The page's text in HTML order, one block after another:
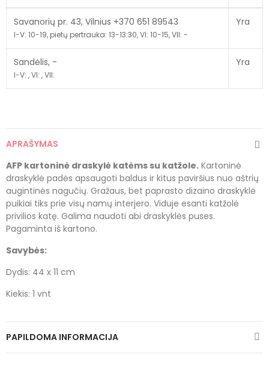
Savanorių pr. 43, Vilnius +370 651 89543
I-V: 10-19, pietų pertrauka: 13-13:30, VI: 10-15, VII: -
Yra
Sandėlis, -
I-V: , VI: , VII:
Yra
APRAŠYMAS
AFP kartoninė draskylė katėms su katžole. Kartoninė
draskyklė padės apsaugoti baldus ir kitus paviršius nuo aštrių
augintinės nagučių. Gražaus, bet paprasto dizaino draskyklė
puikiai tiks prie visų namų interjero. Viduje esanti katžolė
privilios katę. Galima naudoti abi draskyklės puses.
Pagaminta iš kartono.
Savybės:
Dydis: 44 x 11 cm
Kiekis: 1 vnt
PAPILDOMA INFORMACIJA